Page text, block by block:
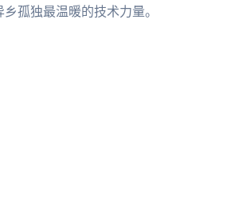
孤独最温暖的技术力量。